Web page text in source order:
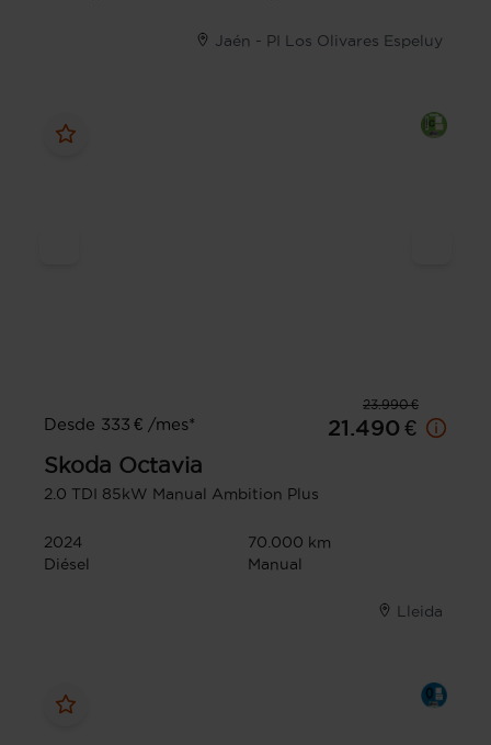
Jaén - PI Los Olivares Espeluy
23.990 €
Desde 333 € /mes*
21.490 €
Skoda Octavia
2.0 TDI 85kW Manual Ambition Plus
2024
70.000 km
Diésel
Manual
Lleida